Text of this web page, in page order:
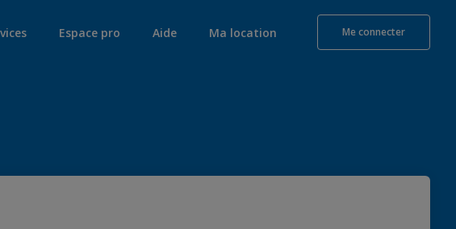
Espace pro Aide Ma location Me connecter